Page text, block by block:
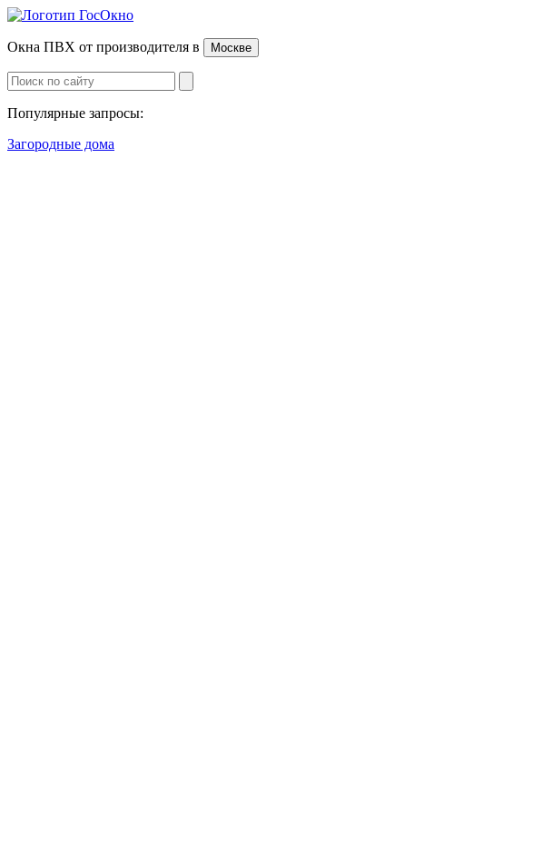
Окна ПВХ от производителя в Москве
Популярные запросы:
Загородные дома